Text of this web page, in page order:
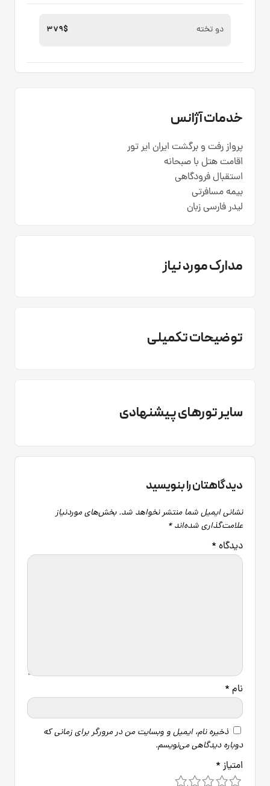
دو تخته 379$
خدمات آژانس
پرواز رفت و برگشت ایران ایر تور
اقامت هتل با صبحانه
استقبال فرودگاهی
بیمه مسافرتی
لیدر فارسی زبان
مدارک مورد نیاز
توضیحات تکمیلی
سایر تورهای پیشنهادی
دیدگاهتان را بنویسید
نشانی ایمیل شما منتشر نخواهد شد. بخش‌های موردنیاز
علامت‌گذاری شده‌اند*
دیدگاه *
نام *
ذخیره نام، ایمیل و وبسایت من در مرورگر برای زمانی که
دوباره دیدگاهی می‌نویسم.
امتیاز *
4 3 2 1